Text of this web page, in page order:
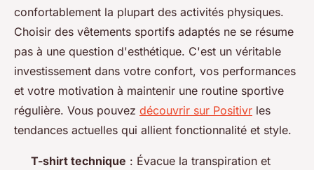
confortablement la plupart des activités physiques.
Choisir des vêtements sportifs adaptés ne se résume
pas à une question d'esthétique. C'est un véritable
investissement dans votre confort, vos performances
et votre motivation à maintenir une routine sportive
régulière. Vous pouvez découvrir sur Positivr les
tendances actuelles qui allient fonctionnalité et style.
T-shirt technique : Évacue la transpiration et